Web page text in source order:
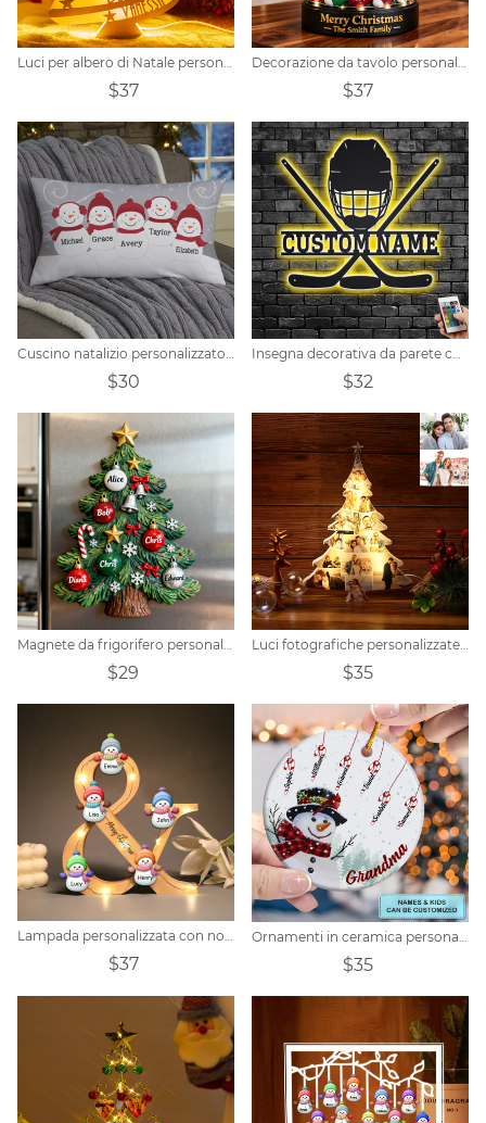
Luci per albero di Natale personalizzate con nome della famiglia
$37
Decorazione da tavolo personalizzata per albero di Natale
$37
Cuscino natalizio personalizzato per la famiglia del pupazzo di neve
$30
Insegna decorativa da parete con nome personalizzato con led cambia colore RGB
$32
Magnete da frigorifero personalizzato con nome di un membro della famiglia dell'albero di Natale
$29
Luci fotografiche personalizzate per l'albero di Natale
$35
Lampada personalizzata con nome di famiglia di pupazzo di neve infinito
$37 $35